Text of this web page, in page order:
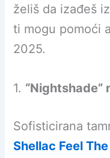
želiš da izađeš
ti mogu pomoći
2025.
1. “Nightshade”
Sofisticirana
Shellac Feel